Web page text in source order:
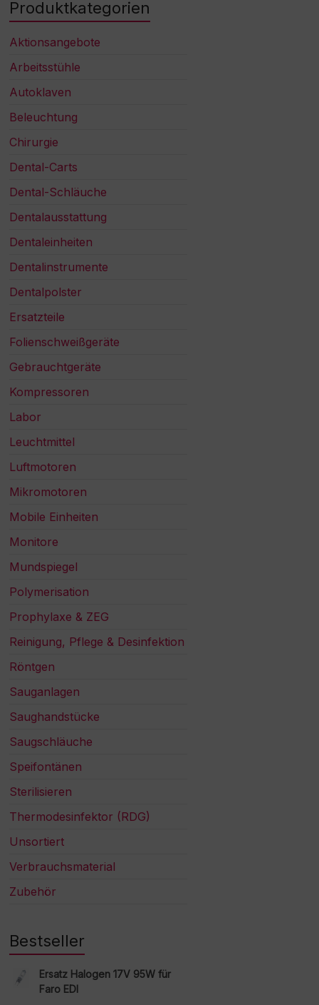
Produktkategorien
Aktionsangebote
Arbeitsstühle
Autoklaven
Beleuchtung
Chirurgie
Dental-Carts
Dental-Schläuche
Dentalausstattung
Dentaleinheiten
Dentalinstrumente
Dentalpolster
Ersatzteile
Folienschweißgeräte
Gebrauchtgeräte
Kompressoren
Labor
Leuchtmittel
Luftmotoren
Mikromotoren
Mobile Einheiten
Monitore
Mundspiegel
Polymerisation
Prophylaxe & ZEG
Reinigung, Pflege & Desinfektion
Röntgen
Sauganlagen
Saughandstücke
Saugschläuche
Speifontänen
Sterilisieren
Thermodesinfektor (RDG)
Unsortiert
Verbrauchsmaterial
Zubehör
Bestseller
Ersatz Halogen 17V 95W für
Faro EDI